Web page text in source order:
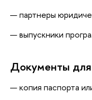
партнеры
выпускники
Документы
копия паспорта